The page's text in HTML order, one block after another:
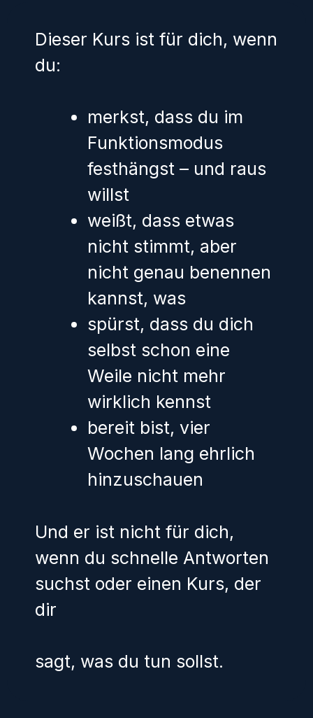
Dieser Kurs ist für dich, wenn
du:
merkst, dass du im
Funktionsmodus
festhängst – und raus
willst
weißt, dass etwas
nicht stimmt, aber
nicht genau benennen
kannst, was
spürst, dass du dich
selbst schon eine
Weile nicht mehr
wirklich kennst
bereit bist, vier
Wochen lang ehrlich
hinzuschauen
Und er ist nicht für dich,
wenn du schnelle Antworten
suchst oder einen Kurs, der
dir
sagt, was du tun sollst.